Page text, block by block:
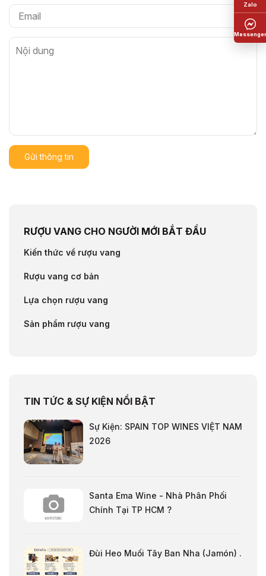
Gửi thông tin
RƯỢU VANG CHO NGƯỜI MỚI BẮT ĐẦU
Kiến thức về rượu vang
Rượu vang cơ bản
Lựa chọn rượu vang
Sản phẩm rượu vang
TIN TỨC & SỰ KIỆN NỔI BẬT
Sự Kiện: SPAIN TOP WINES VIỆT NAM
2026
Santa Ema Wine - Nhà Phân Phối
Chính Tại TP HCM ?
Đùi Heo Muối Tây Ban Nha (Jamón) .